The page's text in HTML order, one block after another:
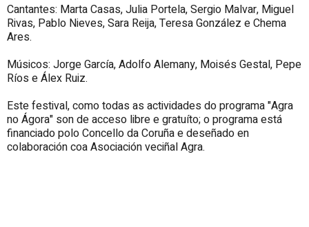
Cantantes: Marta Casas, Julia Portela, Sergio Malvar, Miguel
Rivas, Pablo Nieves, Sara Reija, Teresa González e Chema
Ares.
Músicos: Jorge García, Adolfo Alemany, Moisés Gestal, Pepe
Ríos e Álex Ruiz.
Este festival, como todas as actividades do programa "Agra
no Ágora" son de acceso libre e gratuíto; o programa está
financiado polo Concello da Coruña e deseñado en
colaboración coa Asociación veciñal Agra.